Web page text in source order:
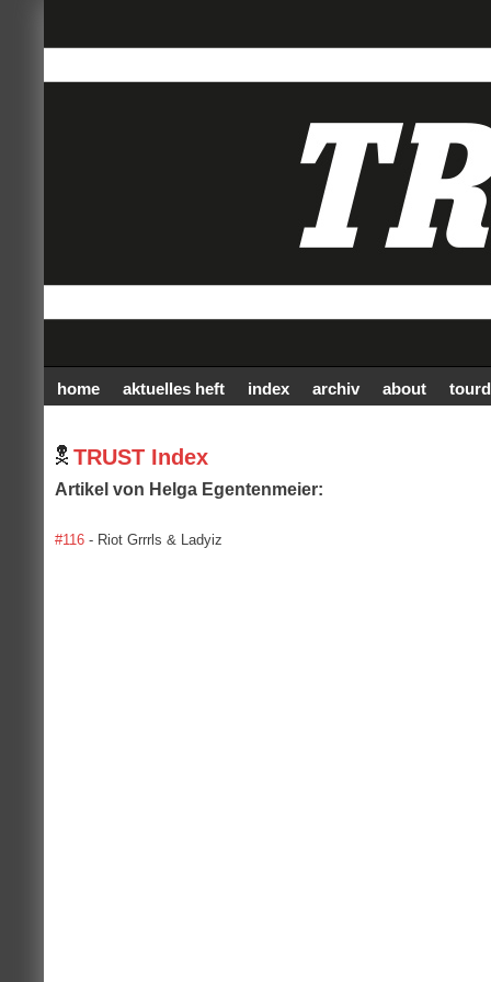
home aktuelles heft index archiv about
TRUST Index
Artikel von Helga Egentenmeier:
#116 - Riot Grrrls & Ladyiz